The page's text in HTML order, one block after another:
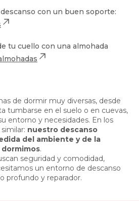
con un buen soporte:
tu cuello con una almohada
de dormir muy diversas, desde
tumbarse en el suelo o en cuevas,
entorno y necesidades. En los
nuestro descanso
del ambiente y de la
.
seguridad y comodidad,
un entorno de descanso
profundo y reparador.